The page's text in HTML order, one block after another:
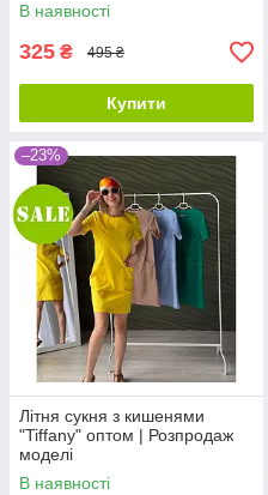
В наявності
325 ₴ 495 ₴
Купити
–23%
Літня сукня з кишенями
"Tiffany" оптом | Розпродаж
моделі
В наявності